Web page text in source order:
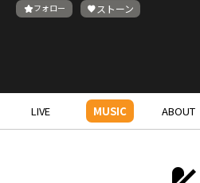
フォロー ストーン
LIVE MUSIC ABOUT